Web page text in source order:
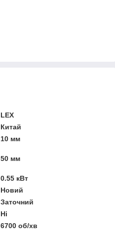
LEX
Китай
10 мм
50 мм
0.55 кВт
Новий
Заточний
Ні
6700 об/хв